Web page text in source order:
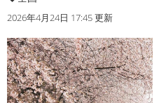
2026年4月24日 17:45 更新